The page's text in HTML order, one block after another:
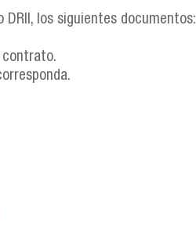
los siguientes documentos: